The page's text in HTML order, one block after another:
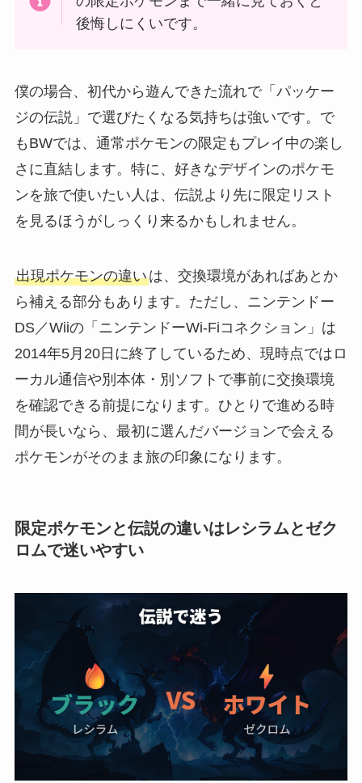
後悔しにくいです。
僕の場合、初代から遊んできた流れで「パッケー
ジの伝説」で選びたくなる気持ちは強いです。で
もBWでは、通常ポケモンの限定もプレイ中の楽し
さに直結します。特に、好きなデザインのポケモ
ンを旅で使いたい人は、伝説より先に限定リスト
を見るほうがしっくり来るかもしれません。
出現ポケモンの違いは、交換環境があればあとか
ら補える部分もあります。ただし、ニンテンドー
DS／Wiiの「ニンテンドーWi-Fiコネクション」は
2014年5月20日に終了しているため、現時点ではロ
ーカル通信や別本体・別ソフトで事前に交換環境
を確認できる前提になります。ひとりで進める時
間が長いなら、最初に選んだバージョンで会える
ポケモンがそのまま旅の印象になります。
限定ポケモンと伝説の違いはレシラムとゼク
ロムで迷いやすい